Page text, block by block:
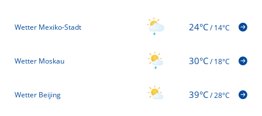
Wetter Mexiko-Stadt 24°C/14°C
Wetter Moskau 30°C/18°C
Wetter Beijing 39°C/28°C